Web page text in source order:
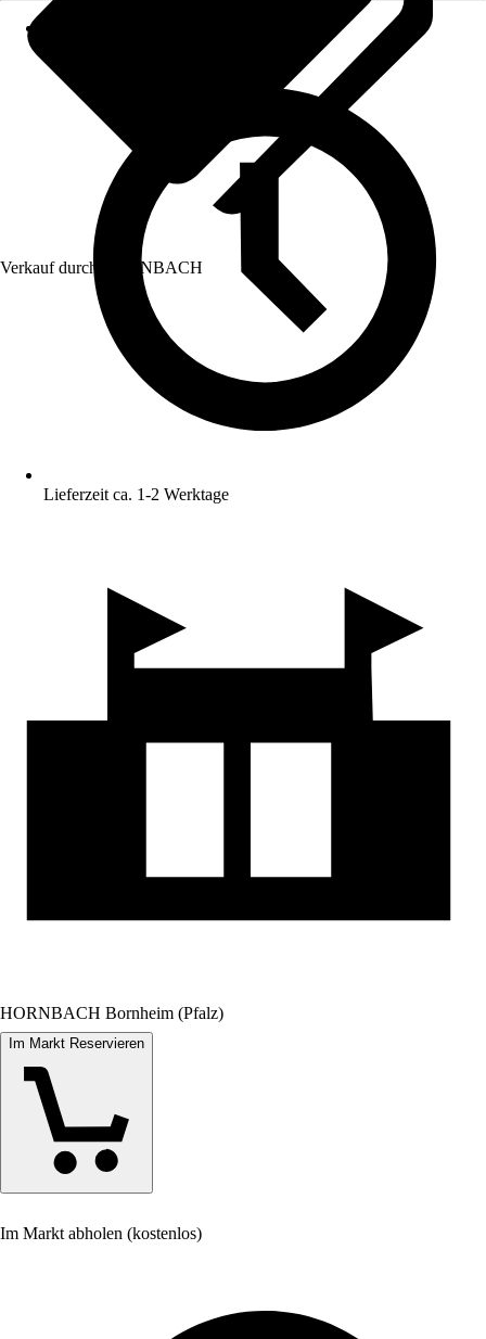
Verkauf durch: HORNBACH
Lieferzeit ca. 1-2 Werktage
HORNBACH Bornheim (Pfalz)
Im Markt Reservieren
Im Markt abholen (kostenlos)